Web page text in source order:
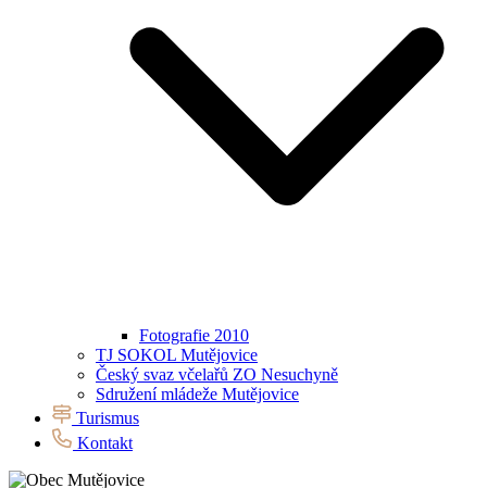
Fotografie 2010
TJ SOKOL Mutějovice
Český svaz včelařů ZO Nesuchyně
Sdružení mládeže Mutějovice
Turismus
Kontakt